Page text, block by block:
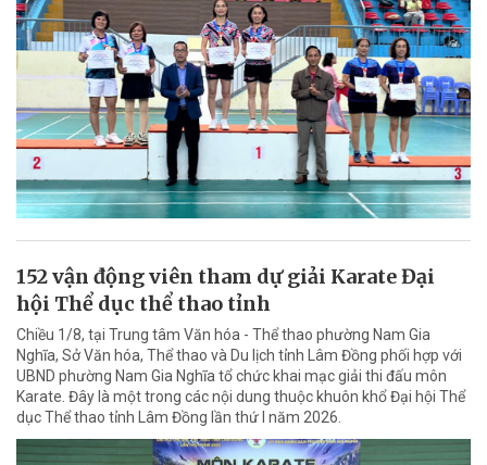
152 vận động viên tham dự giải Karate Đại
hội Thể dục thể thao tỉnh
Chiều 1/8, tại Trung tâm Văn hóa - Thể thao phường Nam Gia
Nghĩa, Sở Văn hóa, Thể thao và Du lịch tỉnh Lâm Đồng phối hợp với
UBND phường Nam Gia Nghĩa tổ chức khai mạc giải thi đấu môn
Karate. Đây là một trong các nội dung thuộc khuôn khổ Đại hội Thể
dục Thể thao tỉnh Lâm Đồng lần thứ I năm 2026.